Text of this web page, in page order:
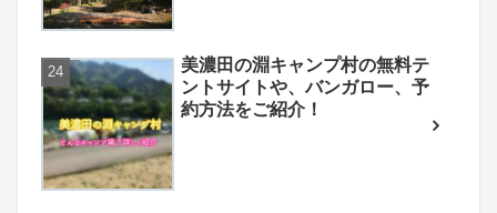
美濃田の淵キャンプ村の無料テ
ントサイトや、バンガロー、予
約方法をご紹介！